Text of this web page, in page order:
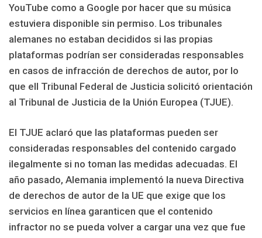
YouTube como a Google por hacer que su música
estuviera disponible sin permiso. Los tribunales
alemanes no estaban decididos si las propias
plataformas podrían ser consideradas responsables
en casos de infracción de derechos de autor, por lo
que ell Tribunal Federal de Justicia solicitó orientación
al Tribunal de Justicia de la Unión Europea (TJUE).
El TJUE aclaró que las plataformas pueden ser
consideradas responsables del contenido cargado
ilegalmente si no toman las medidas adecuadas. El
año pasado, Alemania implementó la nueva Directiva
de derechos de autor de la UE que exige que los
servicios en línea garanticen que el contenido
infractor no se pueda volver a cargar una vez que fue